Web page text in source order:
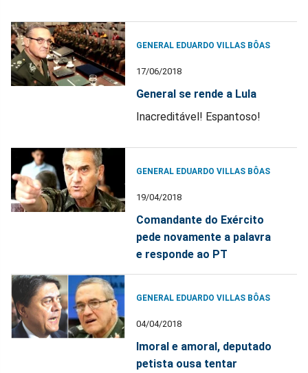
GENERAL EDUARDO VILLAS BÔAS
17/06/2018
General se rende a Lula
Inacreditável! Espantoso!
GENERAL EDUARDO VILLAS BÔAS
19/04/2018
Comandante do Exército
pede novamente a palavra
e responde ao PT
GENERAL EDUARDO VILLAS BÔAS
04/04/2018
Imoral e amoral, deputado
petista ousa tentar